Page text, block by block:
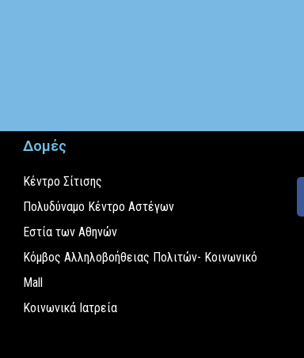
Δομές
Κέντρο Σίτισης
Πολυδύναμο Κέντρο Αστέγων
Εστία των Αθηνών
Κόμβος Αλληλοβοήθειας Πολιτών- Κοινωνικό
Mall
Κοινωνικά Ιατρεία